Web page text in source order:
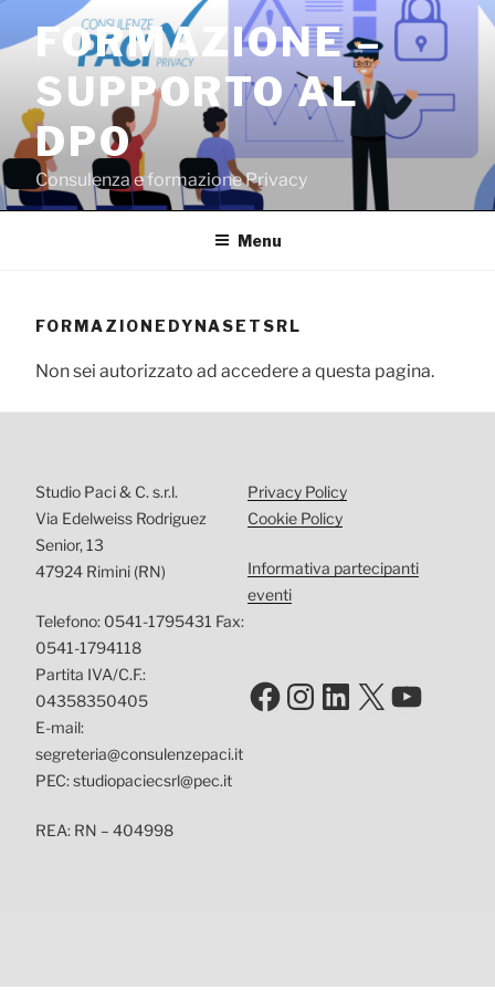
contenuto
FORMAZIONE –
SUPPORTO AL
DPO
Consulenza e formazione Privacy
Menu
FORMAZIONEDYNASETSRL
Non sei autorizzato ad accedere a questa pagina.
Studio Paci & C. s.r.l.
Via Edelweiss Rodriguez
Senior, 13
47924 Rimini (RN)
Telefono: 0541-1795431 Fax:
0541-1794118
Partita IVA/C.F.:
04358350405
E-mail:
segreteria@consulenzepaci.it
PEC: studiopaciecsrl@pec.it
REA: RN – 404998
Privacy Policy
Cookie Policy
Informativa partecipanti
eventi
Facebook
Instagram
LinkedIn
X